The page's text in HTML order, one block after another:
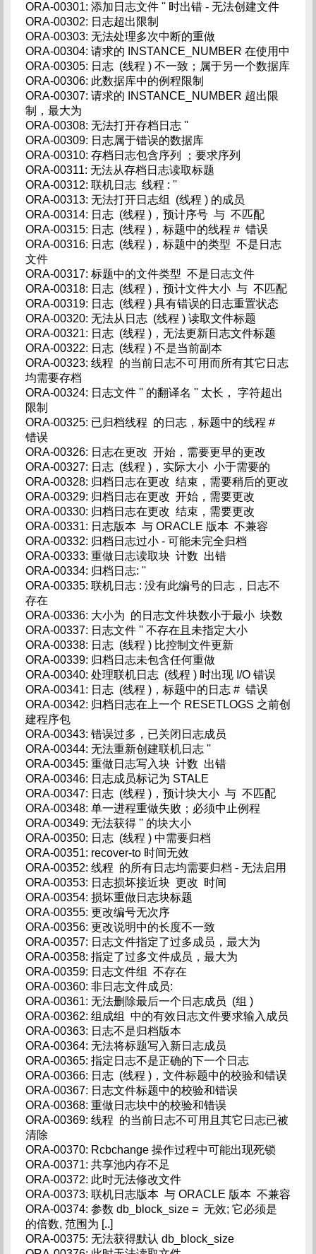
ORA-00301: 添加日志文件 '' 时出错 - 无法创建文件
ORA-00302: 日志超出限制
ORA-00303: 无法处理多次中断的重做
ORA-00304: 请求的 INSTANCE_NUMBER 在使用中
ORA-00305: 日志 (线程 ) 不一致；属于另一个数据库
ORA-00306: 此数据库中的例程限制
ORA-00307: 请求的 INSTANCE_NUMBER 超出限
制，最大为
ORA-00308: 无法打开存档日志 ''
ORA-00309: 日志属于错误的数据库
ORA-00310: 存档日志包含序列 ；要求序列
ORA-00311: 无法从存档日志读取标题
ORA-00312: 联机日志 线程 : ''
ORA-00313: 无法打开日志组 (线程 ) 的成员
ORA-00314: 日志 (线程 )，预计序号 与 不匹配
ORA-00315: 日志 (线程 )，标题中的线程 # 错误
ORA-00316: 日志 (线程 )，标题中的类型 不是日志
文件
ORA-00317: 标题中的文件类型 不是日志文件
ORA-00318: 日志 (线程 )，预计文件大小 与 不匹配
ORA-00319: 日志 (线程 ) 具有错误的日志重置状态
ORA-00320: 无法从日志 (线程 ) 读取文件标题
ORA-00321: 日志 (线程 )，无法更新日志文件标题
ORA-00322: 日志 (线程 ) 不是当前副本
ORA-00323: 线程 的当前日志不可用而所有其它日志
均需要存档
ORA-00324: 日志文件 '' 的翻译名 '' 太长， 字符超出
限制
ORA-00325: 已归档线程 的日志，标题中的线程 #
错误
ORA-00326: 日志在更改 开始，需要更早的更改
ORA-00327: 日志 (线程 )，实际大小 小于需要的
ORA-00328: 归档日志在更改 结束，需要稍后的更改
ORA-00329: 归档日志在更改 开始，需要更改
ORA-00330: 归档日志在更改 结束，需要更改
ORA-00331: 日志版本 与 ORACLE 版本 不兼容
ORA-00332: 归档日志过小 - 可能未完全归档
ORA-00333: 重做日志读取块 计数 出错
ORA-00334: 归档日志: ''
ORA-00335: 联机日志 : 没有此编号的日志，日志不
存在
ORA-00336: 大小为 的日志文件块数小于最小 块数
ORA-00337: 日志文件 '' 不存在且未指定大小
ORA-00338: 日志 (线程 ) 比控制文件更新
ORA-00339: 归档日志未包含任何重做
ORA-00340: 处理联机日志 (线程 ) 时出现 I/O 错误
ORA-00341: 日志 (线程 )，标题中的日志 # 错误
ORA-00342: 归档日志在上一个 RESETLOGS 之前创
建程序包
ORA-00343: 错误过多，已关闭日志成员
ORA-00344: 无法重新创建联机日志 ''
ORA-00345: 重做日志写入块 计数 出错
ORA-00346: 日志成员标记为 STALE
ORA-00347: 日志 (线程 )，预计块大小 与 不匹配
ORA-00348: 单一进程重做失败；必须中止例程
ORA-00349: 无法获得 '' 的块大小
ORA-00350: 日志 (线程 ) 中需要归档
ORA-00351: recover-to 时间无效
ORA-00352: 线程 的所有日志均需要归档 - 无法启用
ORA-00353: 日志损坏接近块 更改 时间
ORA-00354: 损坏重做日志块标题
ORA-00355: 更改编号无次序
ORA-00356: 更改说明中的长度不一致
ORA-00357: 日志文件指定了过多成员，最大为
ORA-00358: 指定了过多文件成员，最大为
ORA-00359: 日志文件组 不存在
ORA-00360: 非日志文件成员:
ORA-00361: 无法删除最后一个日志成员 (组 )
ORA-00362: 组成组 中的有效日志文件要求输入成员
ORA-00363: 日志不是归档版本
ORA-00364: 无法将标题写入新日志成员
ORA-00365: 指定日志不是正确的下一个日志
ORA-00366: 日志 (线程 )，文件标题中的校验和错误
ORA-00367: 日志文件标题中的校验和错误
ORA-00368: 重做日志块中的校验和错误
ORA-00369: 线程 的当前日志不可用且其它日志已被
清除
ORA-00370: Rcbchange 操作过程中可能出现死锁
ORA-00371: 共享池内存不足
ORA-00372: 此时无法修改文件
ORA-00373: 联机日志版本 与 ORACLE 版本 不兼容
ORA-00374: 参数 db_block_size = 无效; 它必须是
的倍数, 范围为 [..]
ORA-00375: 无法获得默认 db_block_size